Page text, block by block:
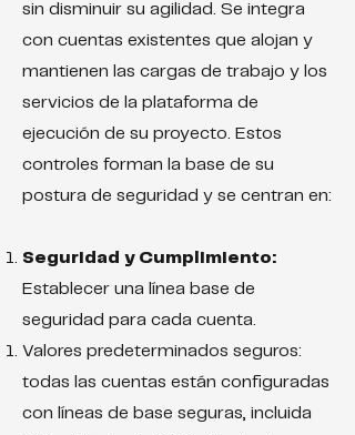
sin disminuir su agilidad. Se integra
con cuentas existentes que alojan y
mantienen las cargas de trabajo y los
servicios de la plataforma de
ejecución de su proyecto. Estos
controles forman la base de su
postura de seguridad y se centran en:
Seguridad y Cumplimiento:
Establecer una línea base de
seguridad para cada cuenta.
Valores predeterminados seguros:
todas las cuentas están configuradas
con líneas de base seguras, incluida